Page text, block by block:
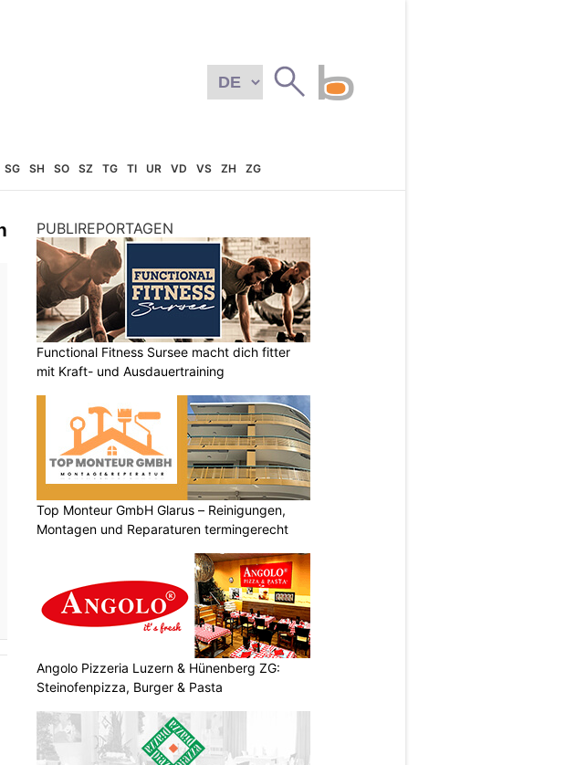
SG SH SO SZ TG TI UR VD VS ZH ZG
PUBLIREPORTAGEN
Functional Fitness Sursee macht dich fitter
mit Kraft- und Ausdauertraining
Top Monteur GmbH Glarus – Reinigungen,
Montagen und Reparaturen termingerecht
Angolo Pizzeria Luzern & Hünenberg ZG:
Steinofenpizza, Burger & Pasta